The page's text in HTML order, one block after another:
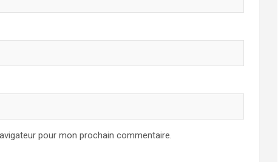
pour mon prochain commentaire.